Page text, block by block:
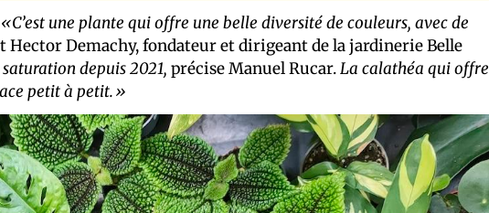
«C’est une plante qui offre une belle diversité de couleurs, avec de
Hector Demachy, fondateur et dirigeant de la jardinerie Belle
depuis 2021, précise Manuel Rucar.La calathéa qui offre
petit à petit.»